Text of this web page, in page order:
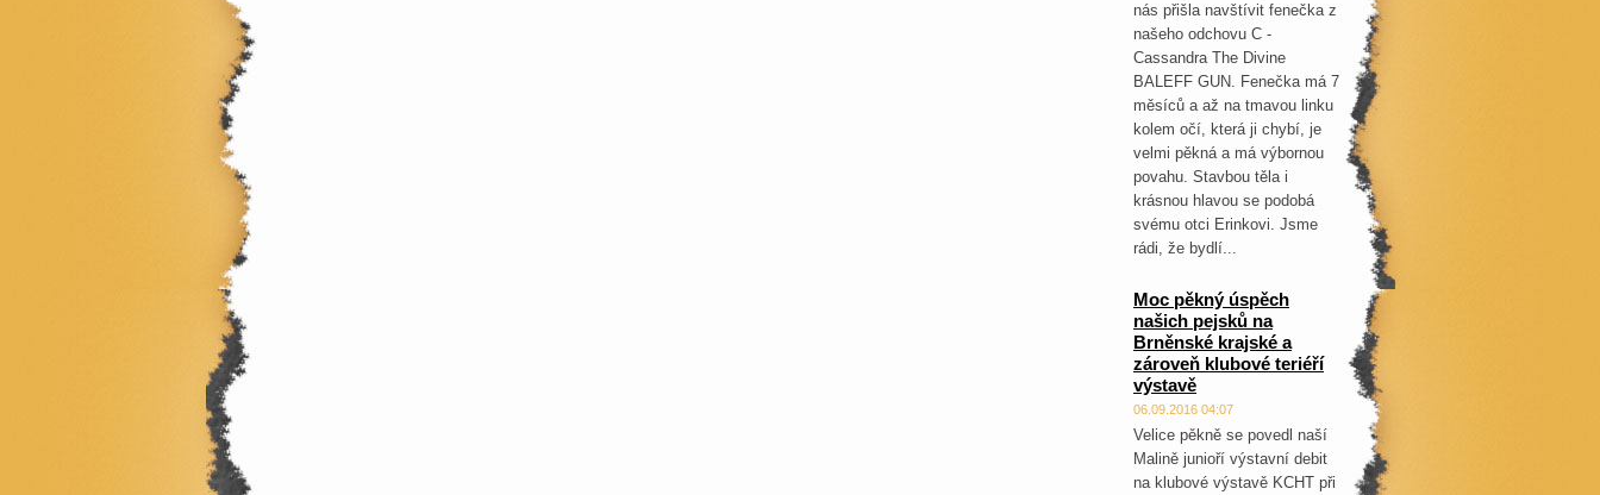
nás přišla navštívit fenečka z
našeho odchovu C -
Cassandra The Divine
BALEFF GUN. Fenečka má 7
měsíců a až na tmavou linku
kolem očí, která ji chybí, je
velmi pěkná a má výbornou
povahu. Stavbou těla i
krásnou hlavou se podobá
svému otci Erinkovi. Jsme
rádi, že bydlí...
Moc pěkný úspěch
našich pejsků na
Brněnské krajské a
zároveň klubové teriéří
výstavě
06.09.2016 04:07
Velice pěkně se povedl naší
Malině junioří výstavní debit
na klubové výstavě KCHT při